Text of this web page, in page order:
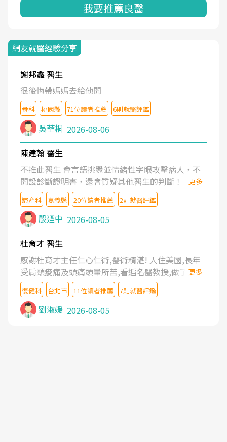
我要推薦良醫
網友就醫經驗分享
謝邦鑫 醫生
很後悔帶媽媽去給他開
骨科 桃園縣 71位讀者推薦 6則就醫評鑑
吳華桐 2026-08-06
陳建翰 醫生
不推此醫生 會言語挑釁並情緒性字眼攻擊病人，不
開設診斷證明書，還會質疑其他醫生的判斷！
更多
婦產科 嘉義縣 20位讀者推薦 2則就醫評鑑
殷迺中 2026-08-05
杜育才 醫生
感謝杜育才主任仁心仁術,醫術精湛! 人住美國,長年
受肩頸痠痛及頭痛頭暈所苦,看遍名醫教授,做了各種
檢查,也嘗試過西醫打針,中醫針灸及物理徒手治療都
沒有用,後來連吃到嗎啡類止痛藥都效果有限,只是壓
症狀,沒多久就痛起來,多年失眠嚴重影響生活品質.
台灣親友介紹忠孝醫院杜育才主任是頸頭症候群專
更多
復健科 台北市 11位讀者推薦 7則就醫評鑑
劉淑媛 2026-08-05